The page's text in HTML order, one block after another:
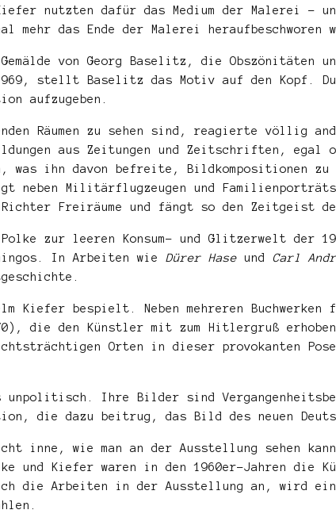
nutzten dafür das Medium der Malerei –
mehr das Ende der Malerei heraufbeschworen
von Georg Baselitz, die Obszönitäten
stellt Baselitz das Motiv auf den Kopf.
aufzugeben.
Räumen zu sehen sind, reagierte völlig
aus Zeitungen und Zeitschriften, egal
was ihn davon befreite, Bildkompositionen zu
neben Militärflugzeugen und
Freiräume und fängt so den Zeitgeist
zur leeren Konsum- und Glitzerwelt der
In Arbeiten wie Dürer Hase und Carl
Kiefer bespielt. Neben mehreren
die den Künstler mit zum Hitlergruß
Orten in dieser provokanten
Ihre Bilder sind
die dazu beitrug, das Bild des neuen
inne, wie man an der Ausstellung sehen
und Kiefer waren in den 1960er-Jahren die
die Arbeiten in der Ausstellung an, wird